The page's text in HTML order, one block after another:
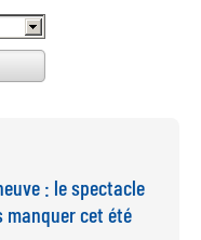
: le spectacle
manquer cet été